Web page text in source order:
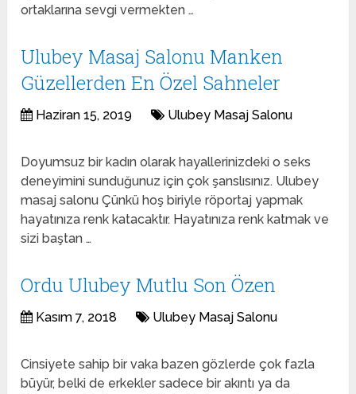
ortaklarına sevgi vermekten …
Ulubey Masaj Salonu Manken
Güzellerden En Özel Sahneler
Haziran 15, 2019 Ulubey Masaj Salonu
Doyumsuz bir kadın olarak hayallerinizdeki o seks
deneyimini sunduğunuz için çok şanslısınız. Ulubey
masaj salonu Çünkü hoş biriyle röportaj yapmak
hayatınıza renk katacaktır. Hayatınıza renk katmak ve
sizi baştan …
Ordu Ulubey Mutlu Son Özen
Kasım 7, 2018 Ulubey Masaj Salonu
Cinsiyete sahip bir vaka bazen gözlerde çok fazla
büyür, belki de erkekler sadece bir akıntı ya da